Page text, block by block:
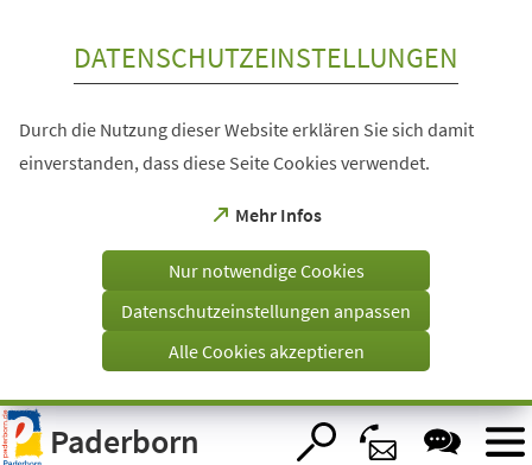
Visuelle
Assistenzsoftware
öffnen.
DATENSCHUTZEINSTELLUNGEN
Durch die Nutzung dieser Website erklären Sie sich damit
einverstanden, dass diese Seite Cookies verwendet.
Mehr Infos
(Öffnet
einem
Tab)
Nur notwendige Cookies
Datenschutzeinstellungen anpassen
Alle Cookies akzeptieren
Paderborn